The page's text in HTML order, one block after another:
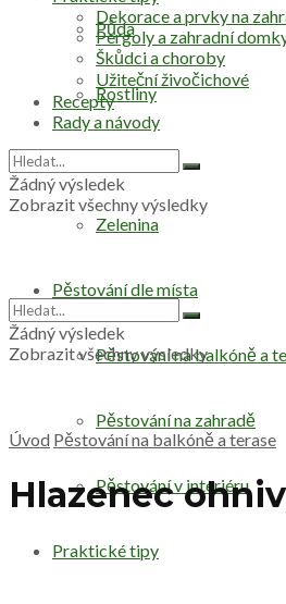
Půda
Rostliny
Zelenina
Pěstování dle místa
Pěstování na balkóně a
Pěstování na zahradě
Pěstování v interiéru
Praktické tipy
Dekorace a prvky na
Pergoly a zahradní
Škůdci a choroby
Užiteční živočichové
Recepty
Rady a návody
Žádný výsledek
Zobrazit všechny výsledky
Žádný výsledek
Zobrazit všechny výsledky
Úvod Pěstování na balkóně a terase
Hlazenec